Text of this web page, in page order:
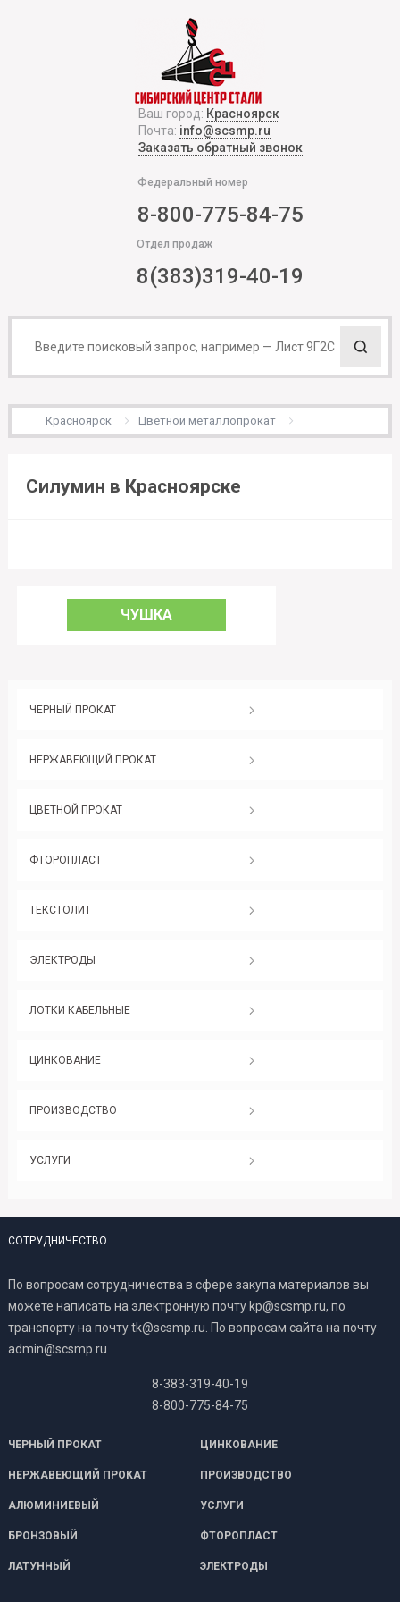
Ваш город: Красноярск
Почта: info@scsmp.ru
Заказать обратный звонок
Федеральный номер
8-800-775-84-75
Отдел продаж
8(383)319-40-19
Красноярск Цветной металлопрокат
Силумин в Красноярске
ЧУШКА
ЧЕРНЫЙ ПРОКАТ
НЕРЖАВЕЮЩИЙ ПРОКАТ
ЦВЕТНОЙ ПРОКАТ
ФТОРОПЛАСТ
ТЕКСТОЛИТ
ЭЛЕКТРОДЫ
ЛОТКИ КАБЕЛЬНЫЕ
ЦИНКОВАНИЕ
ПРОИЗВОДСТВО
УСЛУГИ
СОТРУДНИЧЕСТВО
По вопросам сотрудничества в сфере закупа материалов вы
можете написать на электронную почту kp@scsmp.ru, по
транспорту на почту tk@scsmp.ru. По вопросам сайта на почту
admin@scsmp.ru
8-383-319-40-19
8-800-775-84-75
ЧЕРНЫЙ ПРОКАТ ЦИНКОВАНИЕ
НЕРЖАВЕЮЩИЙ ПРОКАТ ПРОИЗВОДСТВО
АЛЮМИНИЕВЫЙ УСЛУГИ
БРОНЗОВЫЙ ФТОРОПЛАСТ
ЛАТУННЫЙ ЭЛЕКТРОДЫ